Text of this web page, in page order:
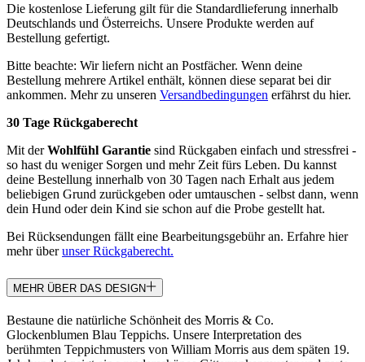
Die kostenlose Lieferung gilt für die Standardlieferung innerhalb
Deutschlands und Österreichs. Unsere Produkte werden auf
Bestellung gefertigt.
Bitte beachte: Wir liefern nicht an Postfächer. Wenn deine
Bestellung mehrere Artikel enthält, können diese separat bei dir
ankommen. Mehr zu unseren Versandbedingungen erfährst du hier.
30 Tage Rückgaberecht
Mit derWohlfühl Garantie sind Rückgaben einfach und stressfrei -
so hast du weniger Sorgen und mehr Zeit fürs Leben. Du kannst
deine Bestellung innerhalb von 30 Tagen nach Erhalt aus jedem
beliebigen Grund zurückgeben oder umtauschen - selbst dann, wenn
dein Hund oder dein Kind sie schon auf die Probe gestellt hat.
Bei Rücksendungen fällt eine Bearbeitungsgebühr an. Erfahre hier
mehr überunser Rückgaberecht.
MEHR ÜBER DAS DESIGN
Bestaune die natürliche Schönheit des Morris & Co.
Glockenblumen Blau Teppichs. Unsere Interpretation des
berühmten Teppichmusters von William Morris aus dem späten 19.